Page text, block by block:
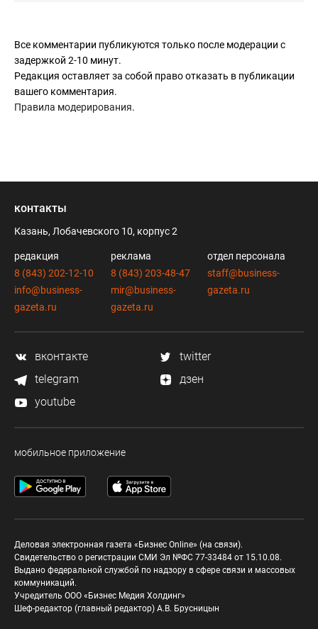
Все комментарии публикуются только после модерации с
задержкой 2-10 минут.
Редакция оставляет за собой право отказать в публикации
вашего комментария.
Правила модерирования.
контакты
Казань, Лобачевского 10, корпус 2
редакция
8 (843) 202-12-10
info@business-
gazeta.ru
реклама
8 (843) 203-48-47
mir@business-
gazeta.ru
отдел персонала
staff@business-
gazeta.ru
вконтакте
twitter
telegram
дзен
youtube
мобильное приложение
Деловая электронная газета «Бизнес Online» (на связи).
Свидетельство о регистрации СМИ Эл №ФС 77-33484 от 15.10.08.
Выдано федеральной службой по надзору в сфере связи и массовых
коммуникаций.
Учредитель ООО «Бизнес Медия Холдинг»
Шеф-редактор (главный редактор) А.В. Брусницын